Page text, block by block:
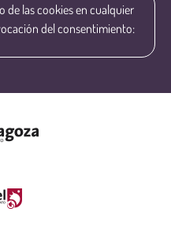
de las cookies en cualquier
del consentimiento: